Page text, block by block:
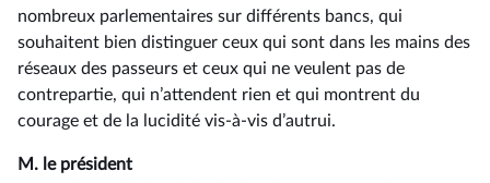
nombreux parlementaires sur différents bancs, qui
souhaitent bien distinguer ceux qui sont dans les mains des
réseaux des passeurs et ceux qui ne veulent pas de
contrepartie, qui n’attendent rien et qui montrent du
courage et de la lucidité vis-à-vis d’autrui.
M. le président